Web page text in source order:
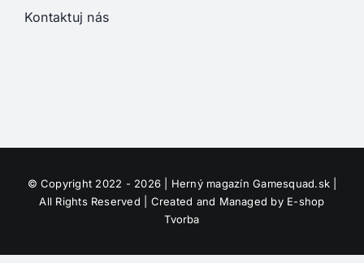
Kontaktuj nás
© Copyright 2022 - 2026 | Herný magazínGamesquad.sk
All Rights Reserved | Created and Managed by E-shop
Tvorba